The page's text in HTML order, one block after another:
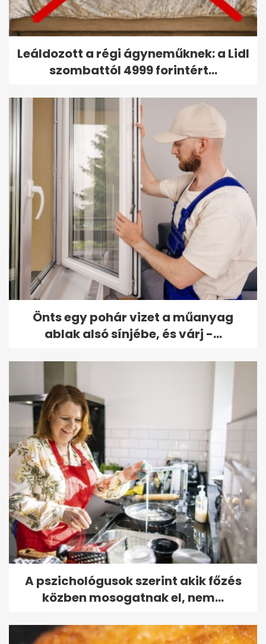
Leáldozott a régi ágyneműknek: a Lidl
szombattól 4999 forintért...
Önts egy pohár vizet a műanyag
ablak alsó sínjébe, és várj -...
A pszichológusok szerint akik főzés
közben mosogatnak el, nem...